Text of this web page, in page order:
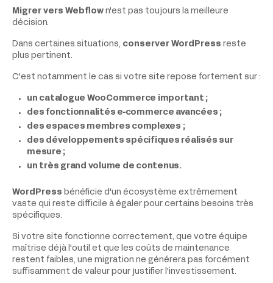
Migrer vers Webflow n'est pas toujours la meilleure
décision.
Dans certaines situations, conserver WordPress reste
plus pertinent.
C'est notamment le cas si votre site repose fortement sur :
un catalogue WooCommerce important ;
des fonctionnalités e-commerce avancées ;
des espaces membres complexes ;
des développements spécifiques réalisés sur
mesure ;
un très grand volume de contenus.
WordPress bénéficie d'un écosystème extrêmement
vaste qui reste difficile à égaler pour certains besoins très
spécifiques.
Si votre site fonctionne correctement, que votre équipe
maîtrise déjà l'outil et que les coûts de maintenance
restent faibles, une migration ne générera pas forcément
suffisamment de valeur pour justifier l'investissement.